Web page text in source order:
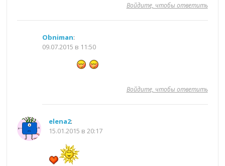
Войдите, чтобы ответить
Obniman:
09.07.2015 в 11:50
Войдите, чтобы ответить
elena2:
15.01.2015 в 20:17